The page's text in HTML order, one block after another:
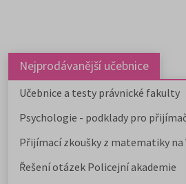
Nejprodávanější učebnice
Učebnice a testy právnické fakulty
Psychologie - podklady pro
Přijímací zkoušky z matematiky na
Řešení otázek Policejní akademie